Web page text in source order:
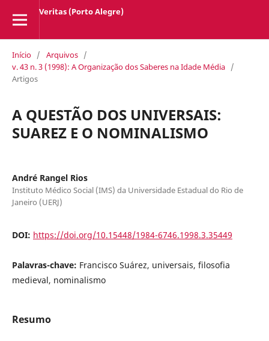
Veritas (Porto Alegre)
Início / Arquivos /
v. 43 n. 3 (1998): A Organização dos Saberes na Idade Média /
Artigos
A QUESTÃO DOS UNIVERSAIS:
SUAREZ E O NOMINALISMO
André Rangel Rios
Instituto Médico Social (IMS) da Universidade Estadual do Rio de
Janeiro (UERJ)
DOI: https://doi.org/10.15448/1984-6746.1998.3.35449
Palavras-chave: Francisco Suárez, universais, filosofia
medieval, nominalismo
Resumo